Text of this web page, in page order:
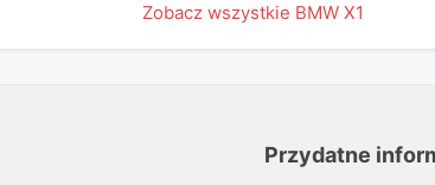
Zobacz wszystkie BMW X1
Przydatne